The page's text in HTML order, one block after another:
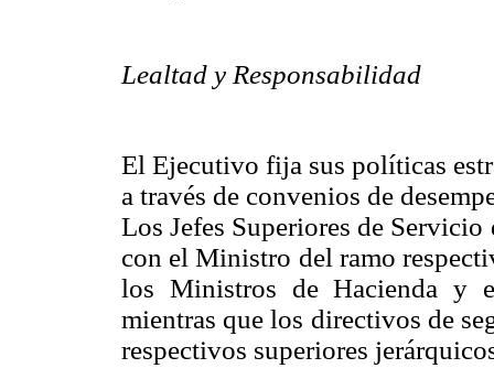
Lealtad y Responsabilidad
El Ejecutivo fija sus políticas
a través de convenios de
Los Jefes Superiores de
con el Ministro del ramo
los Ministros de Hacienda y
mientras que los directivos de
respectivos superiores